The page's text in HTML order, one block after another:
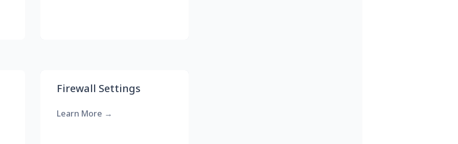
Firewall Settings
Learn More →